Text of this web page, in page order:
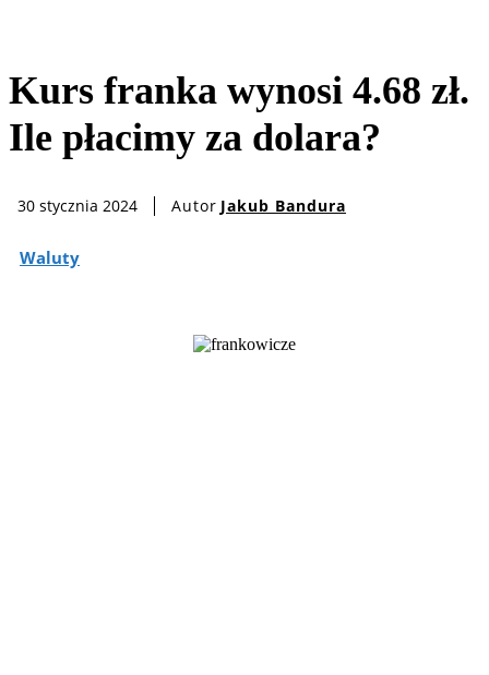
Kurs franka wynosi 4.68 zł.
Ile płacimy za dolara?
30 stycznia 2024 Autor Jakub Bandura
Waluty